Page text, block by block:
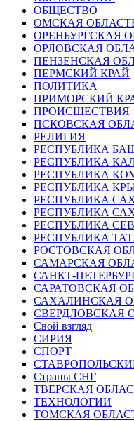
ОБЩЕСТВО
ОМСКАЯ
ОРЕНБУРГСКАЯ
ОРЛОВСКАЯ
ПЕНЗЕНСКАЯ
ПЕРМСКИЙ КРАЙ
ПОЛИТИКА
ПРИМОРСКИЙ
ПРОИСШЕСТВИЯ
ПСКОВСКАЯ
РЕЛИГИЯ
РЕСПУБЛИКА
РЕСПУБЛИКА
РЕСПУБЛИКА
РЕСПУБЛИКА
РЕСПУБЛИКА
РЕСПУБЛИКА
РЕСПУБЛИКА
РЕСПУБЛИКА
РОСТОВСКАЯ
САМАРСКАЯ
САНКТ-
САРАТОВСКАЯ
САХАЛИНСКАЯ
СВЕРДЛОВСКАЯ
Свой взгляд
СИРИЯ
СПОРТ
Страны СНГ
ТВЕРСКАЯ
ТЕХНОЛОГИИ
ТОМСКАЯ